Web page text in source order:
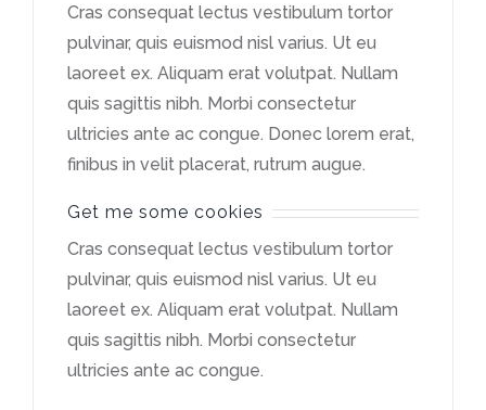
Cras consequat lectus vestibulum tortor
pulvinar, quis euismod nisl varius. Ut eu
laoreet ex. Aliquam erat volutpat. Nullam
quis sagittis nibh. Morbi consectetur
ultricies ante ac congue. Donec lorem erat,
finibus in velit placerat, rutrum augue.
Get me some cookies
Cras consequat lectus vestibulum tortor
pulvinar, quis euismod nisl varius. Ut eu
laoreet ex. Aliquam erat volutpat. Nullam
quis sagittis nibh. Morbi consectetur
ultricies ante ac congue.